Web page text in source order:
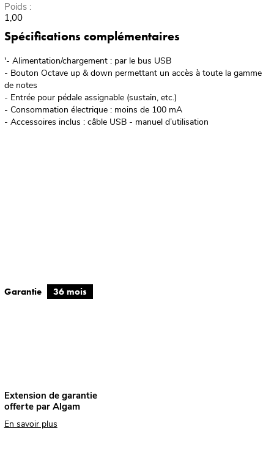
Poids :
1,00
Spécifications complémentaires
'- Alimentation/chargement : par le bus USB
- Bouton Octave up & down permettant un accès à toute la gamme
de notes
- Entrée pour pédale assignable (sustain, etc.)
- Consommation électrique : moins de 100 mA
- Accessoires inclus : câble USB - manuel d’utilisation
Garantie 36 mois
Extension de garantie
offerte par Algam
En savoir plus